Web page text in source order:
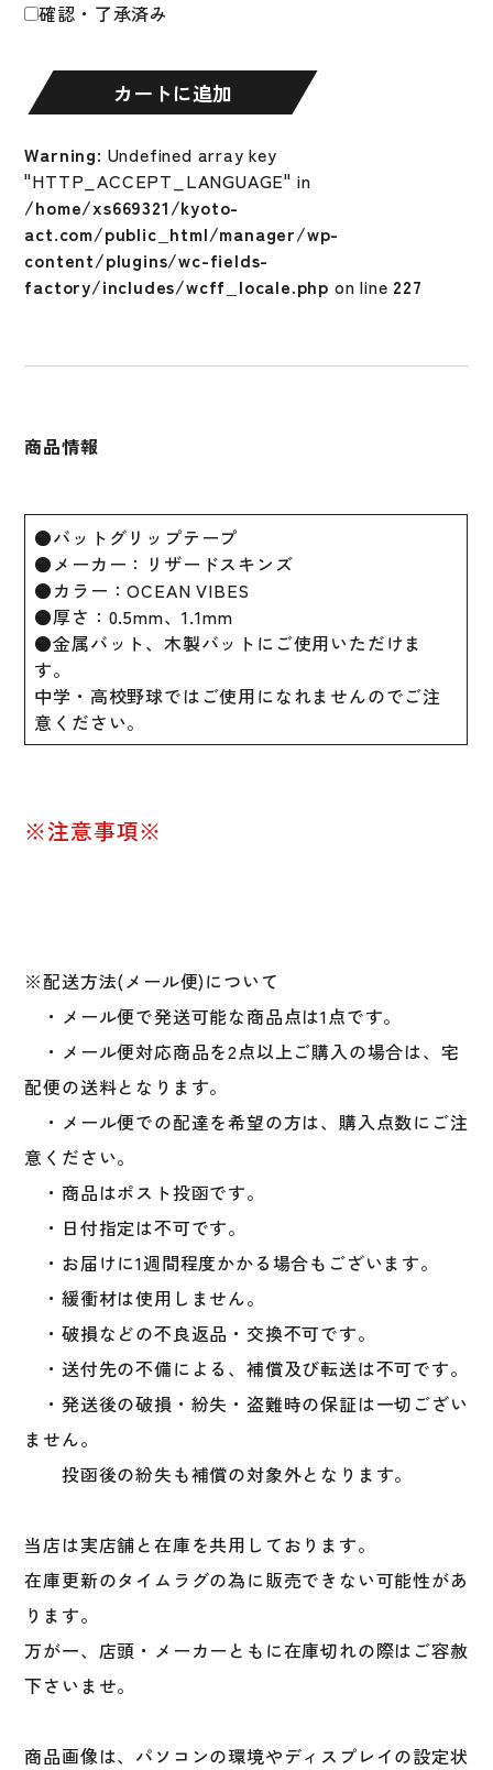
確認・了承済み
Ultra
ル
ト
EXPRESS
YOURSELF
WITH
DESIGN
0.5mm
1.1mm
チ
ー
ッ
ト
ラ
ッ
プ
バ
ッ
ト
用
ア
サ
ト
プ
ス
プ
ー
ー
グ
MLB
式
式
カートに追加
Warning: Undefined array key
"HTTP_ACCEPT_LANGUAGE" in
/home/xs669321/kyoto-
act.com/public_html/manager/wp-
content/plugins/wc-fields-
factory/includes/wcff_locale.php on line 227
商品情報
●バットグリップテープ
●メーカー：リザードスキンズ
●カラー：OCEAN VIBES
●厚さ：0.5mm、1.1mm
●金属バット、木製バットにご使用いただけま
す。
中学・高校野球ではご使用になれませんのでご注
意ください。
※注意事項※
※配送方法(メール便)について
・メール便で発送可能な商品点は1点です。
・メール便対応商品を2点以上ご購入の場合は、宅
配便の送料となります。
・メール便での配達を希望の方は、購入点数にご注
意ください。
・商品はポスト投函です。
・日付指定は不可です。
・お届けに1週間程度かかる場合もございます。
・緩衝材は使用しません。
・破損などの不良返品・交換不可です。
・送付先の不備による、補償及び転送は不可です。
・発送後の破損・紛失・盗難時の保証は一切ござい
ません。
投函後の紛失も補償の対象外となります。
当店は実店舗と在庫を共用しております。
在庫更新のタイムラグの為に販売できない可能性があ
ります。
万が一、店頭・メーカーともに在庫切れの際はご容赦
下さいませ。
商品画像は、パソコンの環境やディスプレイの設定状